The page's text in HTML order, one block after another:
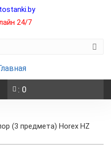
24/7
: 0
(3 предмета) Horex HZ